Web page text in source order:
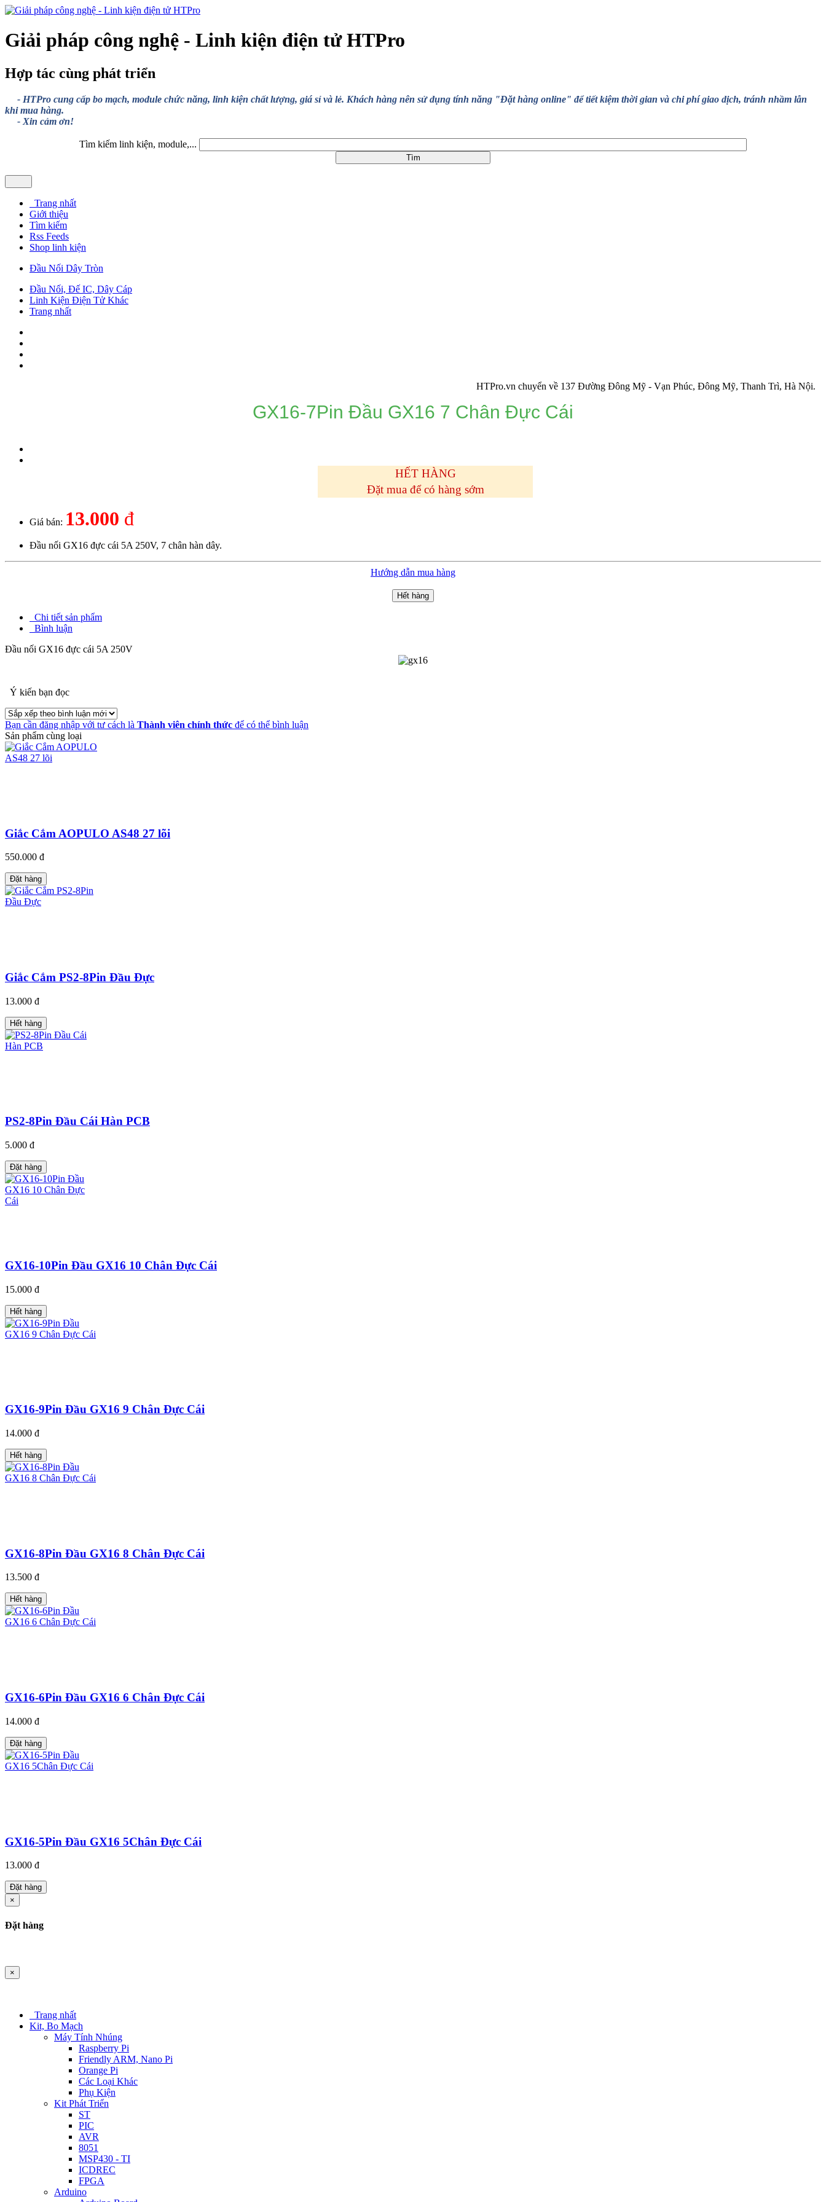
Giải pháp công nghệ - Linh kiện điện tử HTPro
Hợp tác cùng phát triển
- HTPro cung cấp bo mạch, module chức năng, linh kiện chất lượng, giá sỉ và lẻ. Khách hàng nên sử dụng tính năng "Đặt hàng online" để tiết kiệm thời gian và chi phí giao dịch, tránh nhầm lẫn
khi mua hàng.
- Xin cảm ơn!
Tìm kiếm linh kiện, module,...
Trang nhất
Giới thiệu
Tìm kiếm
Rss Feeds
Shop linh kiện
Đầu Nối Dây Tròn
Đầu Nối, Đế IC, Dây Cáp
Linh Kiện Điện Tử Khác
Trang nhất
HTPro.vn chuyển về 137 Đường Đông Mỹ - Vạn Phúc, Đông Mỹ, Thanh Trì, Hà Nội.
GX16-7Pin Đầu GX16 7 Chân Đực Cái
HẾT HÀNG
Đặt mua để có hàng sớm
Giá bán: 13.000 đ
Đầu nối GX16 đực cái 5A 250V, 7 chân hàn dây.
Hướng dẫn mua hàng
Hết hàng
Chi tiết sản phẩm
Bình luận
Đầu nối GX16 đực cái 5A 250V
Ý kiến bạn đọc
Bạn cần đăng nhập với tư cách là Thành viên chính thức để có thể bình luận
Sản phẩm cùng loại
Giắc Cắm AOPULO AS48 27 lõi
550.000 đ
Đặt hàng
Giắc Cắm PS2-8Pin Đầu Đực
13.000 đ
Hết hàng
PS2-8Pin Đầu Cái Hàn PCB
5.000 đ
Đặt hàng
GX16-10Pin Đầu GX16 10 Chân Đực Cái
15.000 đ
Hết hàng
GX16-9Pin Đầu GX16 9 Chân Đực Cái
14.000 đ
Hết hàng
GX16-8Pin Đầu GX16 8 Chân Đực Cái
13.500 đ
Hết hàng
GX16-6Pin Đầu GX16 6 Chân Đực Cái
14.000 đ
Đặt hàng
GX16-5Pin Đầu GX16 5Chân Đực Cái
13.000 đ
Đặt hàng
×
Đặt hàng
×
Trang nhất
Kit, Bo Mạch
Máy Tính Nhúng
Raspberry Pi
Friendly ARM, Nano Pi
Orange Pi
Các Loại Khác
Phụ Kiện
Kit Phát Triển
ST
PIC
AVR
8051
MSP430 - TI
ICDREC
FPGA
Arduino